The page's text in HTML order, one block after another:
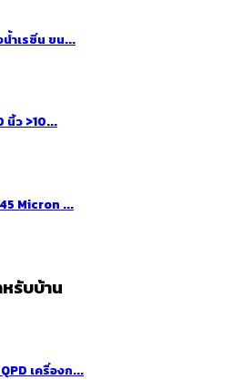
ำเรซิ่น ขน...
ว >10...
Micron ...
รับบ้าน
เครื่องก...